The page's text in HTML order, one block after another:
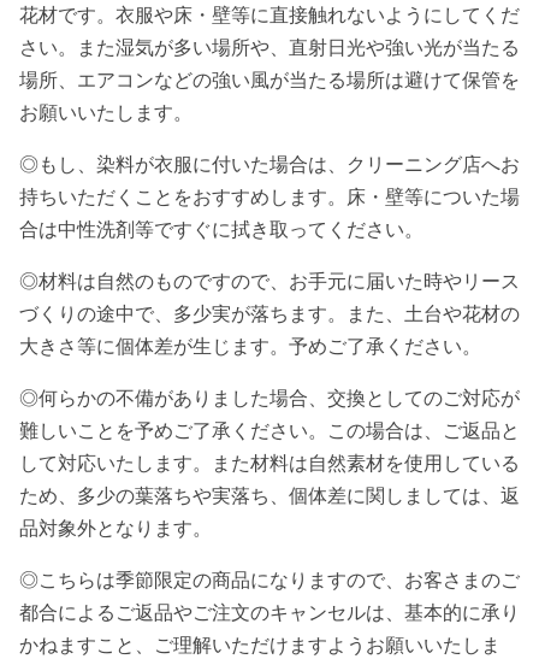
花材です。衣服や床・壁等に直接触れないようにしてくだ
さい。また湿気が多い場所や、直射日光や強い光が当たる
場所、エアコンなどの強い風が当たる場所は避けて保管を
お願いいたします。
◎もし、染料が衣服に付いた場合は、クリーニング店へお
持ちいただくことをおすすめします。床・壁等についた場
合は中性洗剤等ですぐに拭き取ってください。
◎材料は自然のものですので、お手元に届いた時やリース
づくりの途中で、多少実が落ちます。また、土台や花材の
大きさ等に個体差が生じます。予めご了承ください。
◎何らかの不備がありました場合、交換としてのご対応が
難しいことを予めご了承ください。この場合は、ご返品と
して対応いたします。また材料は自然素材を使用している
ため、多少の葉落ちや実落ち、個体差に関しましては、返
品対象外となります。
◎こちらは季節限定の商品になりますので、お客さまのご
都合によるご返品やご注文のキャンセルは、基本的に承り
かねますこと、ご理解いただけますようお願いいたしま